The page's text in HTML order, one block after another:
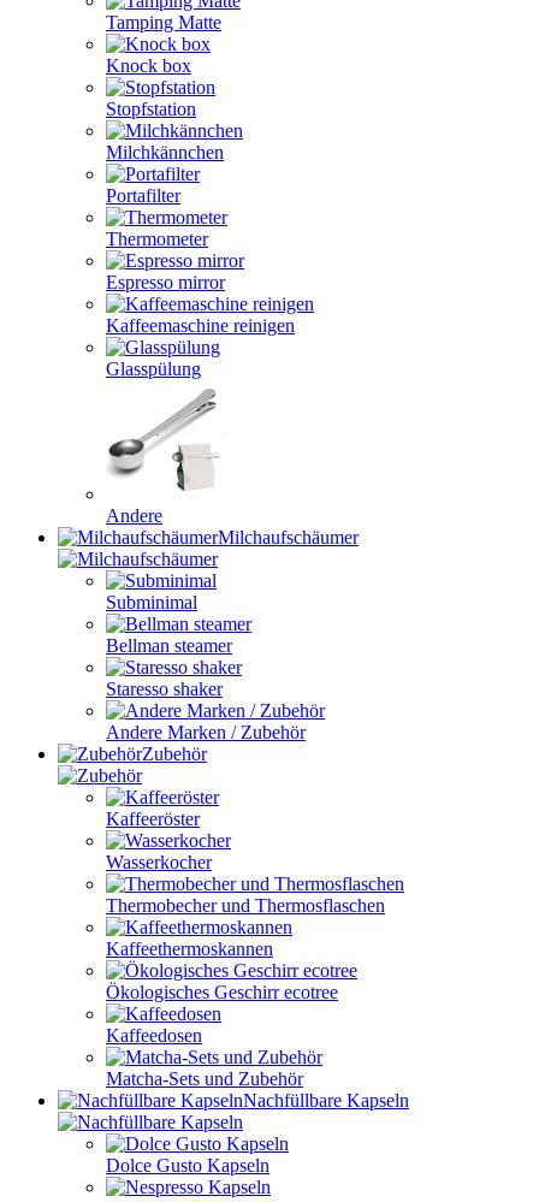
Tamping Matte
Knock box
Stopfstation
Milchkännchen
Portafilter
Thermometer
Espresso mirror
Kaffeemaschine reinigen
Glasspülung
Andere
Milchaufschäumer
Subminimal
Bellman steamer
Staresso shaker
Andere Marken / Zubehör
Zubehör
Kaffeeröster
Wasserkocher
Thermobecher und Thermosflaschen
Kaffeethermoskannen
Ökologisches Geschirr ecotree
Kaffeedosen
Matcha-Sets und Zubehör
Nachfüllbare Kapseln
Dolce Gusto Kapseln